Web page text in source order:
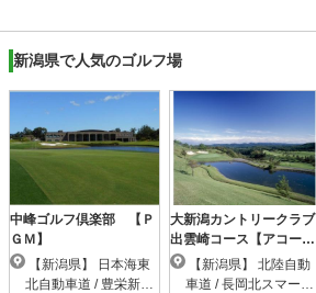
新潟県で人気のゴルフ場
中峰ゴルフ倶楽部 【Ｐ
ＧＭ】
北自動車道 / 豊栄新潟
大新潟カントリークラブ
出雲崎コース【アコーデ
ィア】
車道 / 長岡北スマートI